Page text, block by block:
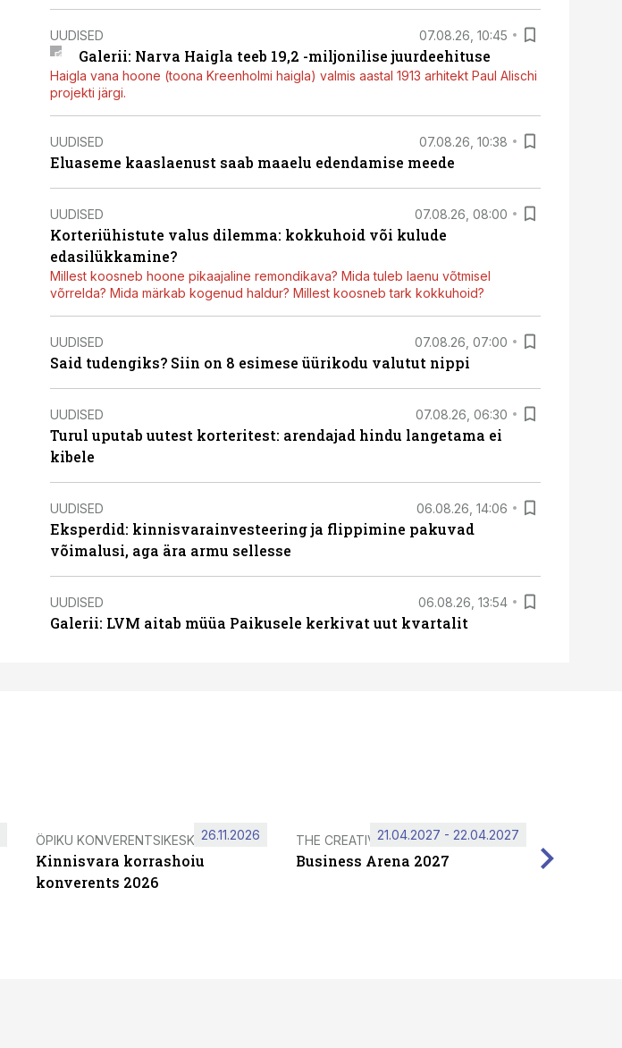
UUDISED 07.08.26, 10:45
Galerii: Narva Haigla teeb 19,2 -miljonilise juurdeehituse
Haigla vana hoone (toona Kreenholmi haigla) valmis aastal 1913 arhitekt Paul Alischi
projekti järgi.
UUDISED 07.08.26, 10:38
Eluaseme kaaslaenust saab maaelu edendamise meede
UUDISED 07.08.26, 08:00
Korteriühistute valus dilemma: kokkuhoid või kulude
edasilükkamine?
Millest koosneb hoone pikaajaline remondikava? Mida tuleb laenu võtmisel
võrrelda? Mida märkab kogenud haldur? Millest koosneb tark kokkuhoid?
UUDISED 07.08.26, 07:00
Said tudengiks? Siin on 8 esimese üürikodu valutut nippi
UUDISED 07.08.26, 06:30
Turul uputab uutest korteritest: arendajad hindu langetama ei
kibele
UUDISED 06.08.26, 14:06
Eksperdid: kinnisvarainvesteering ja flippimine pakuvad
võimalusi, aga ära armu sellesse
UUDISED 06.08.26, 13:54
Galerii: LVM aitab müüa Paikusele kerkivat uut kvartalit
ÖPIKU KONVERENTSIKESKUS
Kinnisvara korrashoiu
konverents 2026
26.11.2026 THE CREATIVE HUB
Business Arena 2027
21.04.2027 - 22.04.2027